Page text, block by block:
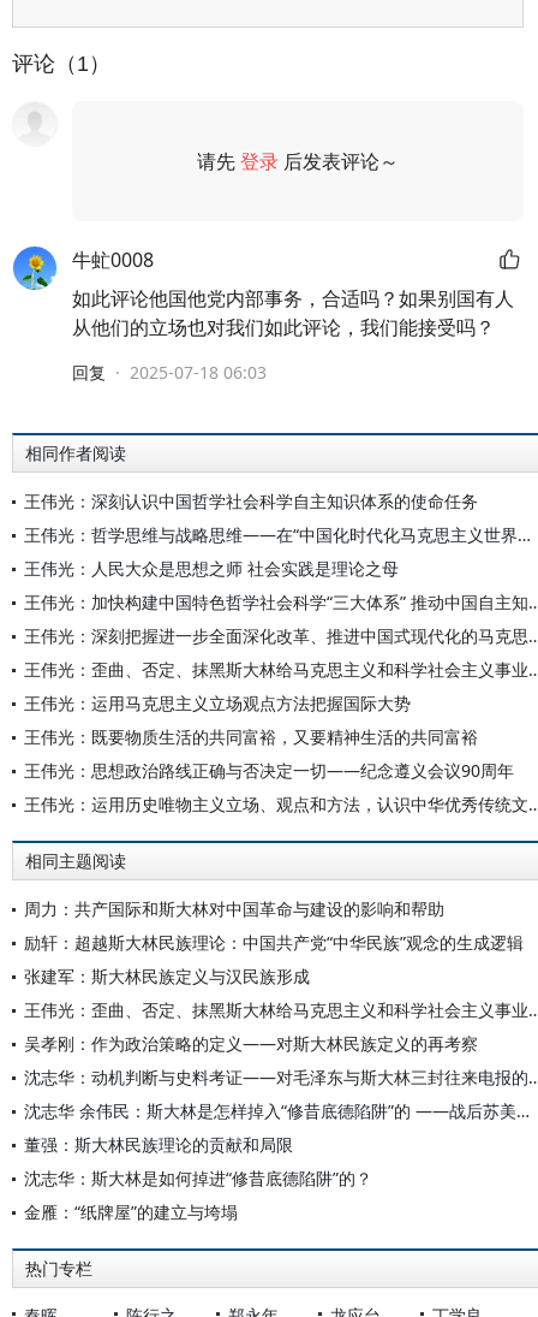
评论（1）
请先登录 后发表评论～
牛虻0008
如此评论他国他党内部事务，合适吗？如果别国有人
从他们的立场也对我们如此评论，我们能接受吗？
回复 · 2025-07-18 06:03
相同作者阅读
王伟光：深刻认识中国哲学社会科学自主知识体系的使命任务
王伟光：哲学思维与战略思维——在“中国化时代化马克思主义世界观方法论”理论研讨会上的主旨报告
王伟光：人民大众是思想之师 社会实践是理论之母
王伟光：加快构建中国特色哲学社
王伟光：深刻把握进一步全面深化
王伟光：歪曲、否定、抹黑斯大林给马克思
王伟光：运用马克思主义立场观点方法把握国际大势
王伟光：既要物质生活的共同富裕，又要精神生活的共同富裕
王伟光：思想政治路线正确与否决定一切——纪念遵义会议90周年
王伟光：运用历史唯物主义立场、观点
相同主题阅读
周力：共产国际和斯大林对中国革命与建设的影响和帮助
励轩：超越斯大林民族理论：中国共产党“中华民族”观念的生成逻辑
张建军：斯大林民族定义与汉民族形成
王伟光：歪曲、否定、抹黑斯大林给马克思
吴孝刚：作为政治策略的定义——对斯大林民族定义的再考察
沈志华：动机判断与史料考
沈志华 余伟民：斯大林是怎样掉入“修昔底德陷阱”的 ——战后苏美从合作走向对抗的路径和原因
董强：斯大林民族理论的贡献和局限
沈志华：斯大林是如何掉进“修昔底德陷阱”的？
金雁：“纸牌屋”的建立与垮塌
热门专栏